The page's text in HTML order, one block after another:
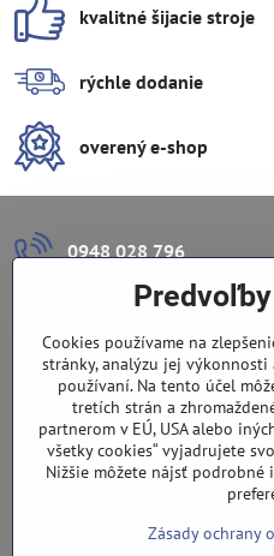
kvalitné šijacie stroje
rýchle dodanie
overený e-shop
0948 028 796
info​@lazuli​.sk
Lazuli s​.r​.o​.
Predajňa
Nové Zámky, Pri
(slepá ulica), v tesnej blízkosti
Cookies používame na
stránky, analýzu jej
používaní. Na tento účel
tretích strán a
partnerom v EÚ, USA alebo
všetky cookies“ vyjadrujete
Nižšie môžete nájsť
Zásady ochrany